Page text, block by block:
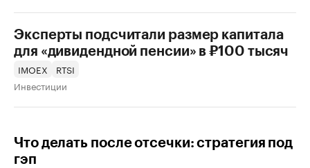
Эксперты подсчитали размер капитала
для «дивидендной пенсии» в ₽100 тысяч
IMOEX
RTSI
Инвестиции
Что делать после отсечки: стратегия под
гэп